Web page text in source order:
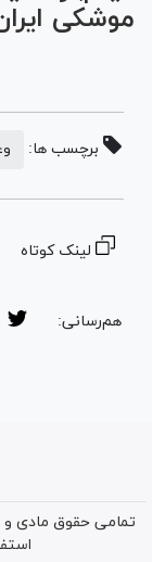
موشکی
برچسب ها:
لینک کوتاه
هم‌رسانی:
تمامی حقوق مادی و